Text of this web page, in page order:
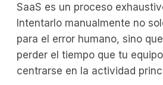
SaaS es un proceso
Intentarlo manualmente no
para el error humano, sino
perder el tiempo que tu
centrarse en la actividad